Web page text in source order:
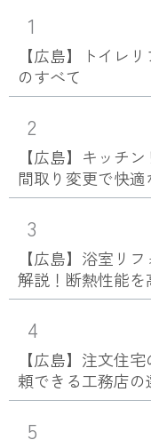
1
【広島】トイレ
のすべて
2
【広島】キッチ
間取り変更で快
3
【広島】浴室リ
解説！断熱性能を
4
【広島】注文住
頼できる工務店の
5